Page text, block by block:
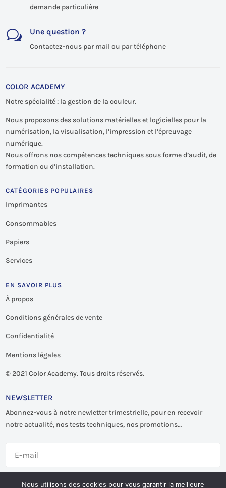
demande particulière
w Une question ?
Contactez-nous par mail ou par téléphone
COLOR ACADEMY
Notre spécialité : la gestion de la couleur.
Nous proposons des solutions matérielles et logicielles pour la
numérisation, la visualisation, l’impression et l’épreuvage
numérique.
Nous offrons nos compétences techniques sous forme d’audit, de
formation ou d’installation.
CATÉGORIES POPULAIRES
Imprimantes
Consommables
Papiers
Services
EN SAVOIR PLUS
À propos
Conditions générales de vente
Confidentialité
Mentions légales
© 2021 Color Academy. Tous droits réservés.
NEWSLETTER
Abonnez-vous à notre newletter trimestrielle, pour en recevoir
notre actualité, nos tests techniques, nos promotions…
S'abonner
Nous utilisons des cookies pour vous garantir la meilleure